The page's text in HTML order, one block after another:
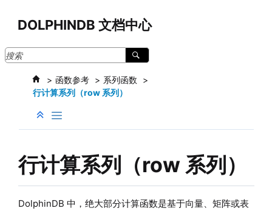
DOLPHINDB 文档中心
函数参考
系列函数
行计算系列（row 系列）
行计算系列（row 系列）
DolphinDB 中，绝大部分计算函数是基于向量、矩阵或表